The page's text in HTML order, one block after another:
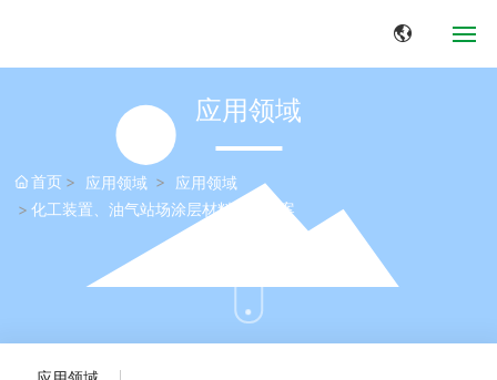
应用领域
应用领域
首页 应用领域
应用领域
化工装置、油气站场涂层材料解决方案